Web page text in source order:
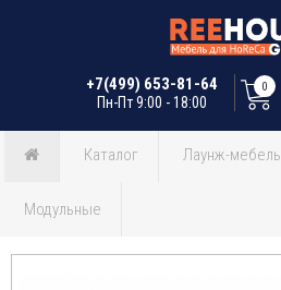
+7(499) 653-81-64
Пн-Пт 9:00 - 18:00
0
Каталог Лаунж-мебель
Модульные